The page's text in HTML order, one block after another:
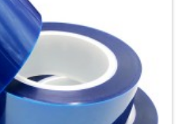
tem condutividade
de isolamento térmico,
de equalização de calor de
pequeno e fornecer
para os componentes
disso, também pode
condução de calor para
útil dos produtos.